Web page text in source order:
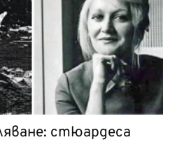
стюардеса